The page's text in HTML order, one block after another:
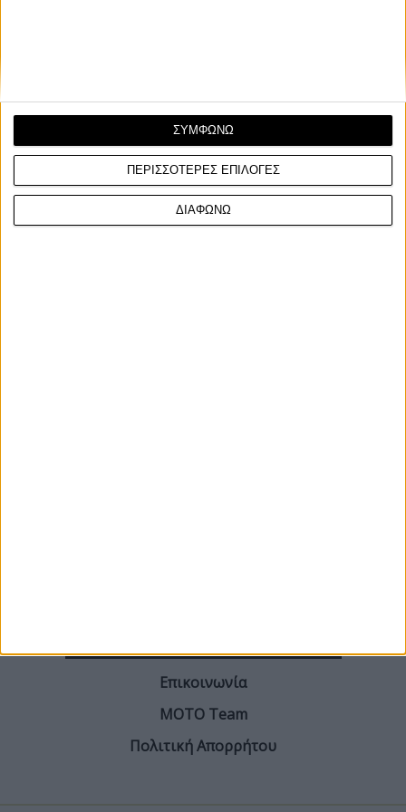
ΠΕΡΙΣΣΟΤΕΡΕΣ ΕΠΙΛΟΓΕΣ
ΔΙΑΦΩΝΩ
ΣΥΜΦΩΝΩ
Επικοινωνία
ΜΟΤΟ Team
Πολιτική Απορρήτου